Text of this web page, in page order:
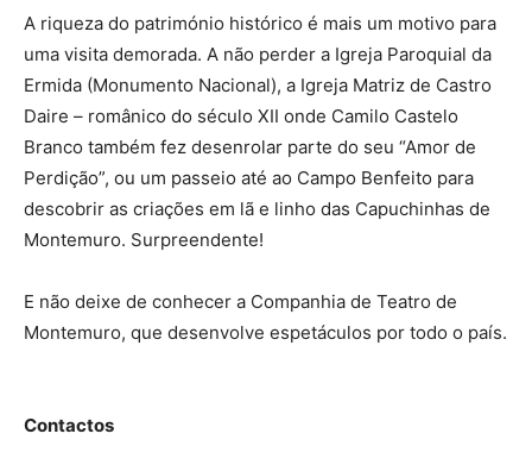
A riqueza do património histórico é mais um motivo para
uma visita demorada. A não perder a Igreja Paroquial da
Ermida (Monumento Nacional), a Igreja Matriz de Castro
Daire – românico do século XII onde Camilo Castelo
Branco também fez desenrolar parte do seu “Amor de
Perdição”, ou um passeio até ao Campo Benfeito para
descobrir as criações em lã e linho das Capuchinhas de
Montemuro. Surpreendente!
E não deixe de conhecer a Companhia de Teatro de
Montemuro, que desenvolve espetáculos por todo o país.
Contactos